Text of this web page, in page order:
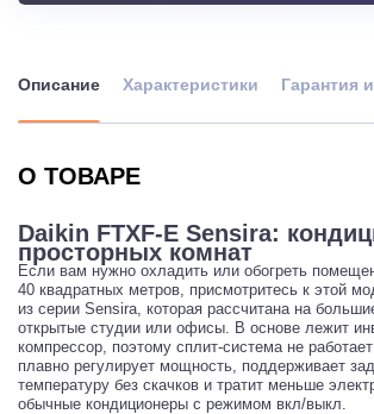
Описание Характеристики Гарантия
О ТОВАРЕ
Daikin FTXF-E Sensira:
просторных комнат
Если вам нужно охладить или обогреть
40 квадратных метров, присмотритесь к этой
из серии Sensira, которая рассчитана на
открытые студии или офисы. В основе лежит
компрессор, поэтому сплит-система не
плавно регулирует мощность, поддерживает
температуру без скачков и тратит меньше
обычные кондиционеры с режимом вкл/выкл.